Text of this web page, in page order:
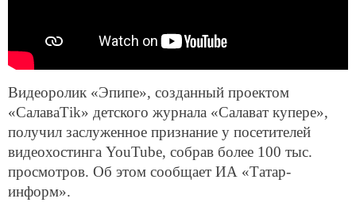
Видеоролик «Эпипе», созданный проектом
«СалаваТik» детского журнала «Салават купере»,
получил заслуженное признание у посетителей
видеохостинга YouTube, собрав более 100 тыс.
просмотров. Об этом сообщает ИА «Татар-
информ».